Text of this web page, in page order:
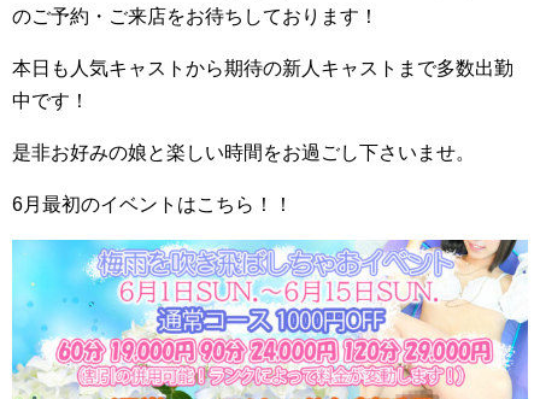
のご予約・ご来店をお待ちしております！
本日も人気キャストから期待の新人キャストまで多数出勤
中です！
是非お好みの娘と楽しい時間をお過ごし下さいませ。
6月最初のイベントはこちら！！